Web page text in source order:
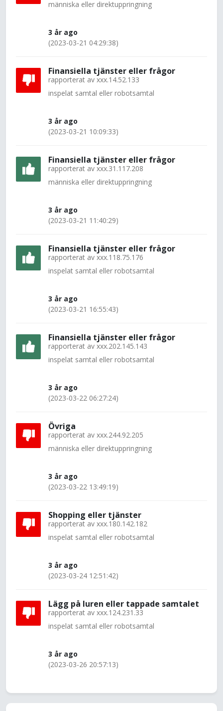
människa eller direktuppringning
3 år ago
(2023-03-21 04:29:38)
Finansiella tjänster eller frågor
rapporterat av xxx.14.52.133
inspelat samtal eller robotsamtal
3 år ago
(2023-03-21 10:09:33)
Finansiella tjänster eller frågor
rapporterat av xxx.31.117.208
människa eller direktuppringning
3 år ago
(2023-03-21 11:40:29)
Finansiella tjänster eller frågor
rapporterat av xxx.118.75.176
inspelat samtal eller robotsamtal
3 år ago
(2023-03-21 16:55:43)
Finansiella tjänster eller frågor
rapporterat av xxx.202.145.143
inspelat samtal eller robotsamtal
3 år ago
(2023-03-22 06:27:24)
Övriga
rapporterat av xxx.244.92.205
människa eller direktuppringning
3 år ago
(2023-03-22 13:49:19)
Shopping eller tjänster
rapporterat av xxx.180.142.182
inspelat samtal eller robotsamtal
3 år ago
(2023-03-24 12:51:42)
Lägg på luren eller tappade samtalet
rapporterat av xxx.124.231.33
inspelat samtal eller robotsamtal
3 år ago
(2023-03-26 20:57:13)